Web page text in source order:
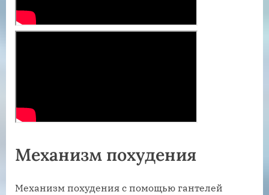
Механизм похудения
Механизм похудения с помощью гантелей